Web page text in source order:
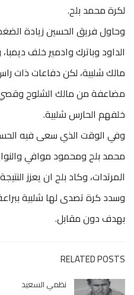
لكرة محمد بلح.
وحاول فريق الحسين زيادة
الداود وباترك وادمير خلف
مالك شلبية، لكن دفاعات ذات
مضاعفة من مالك الشلوح
خلفهم الحارس شلبية.
وفي الوقت الذي سعى فيه
محمد بلح ومحمود موافي
المرتدات، وكاد بلح ان يعزز
وسدد كرة تصدى لها شلبية
بهدف دون مقابل.
RELATED POSTS
نظمي السعيد